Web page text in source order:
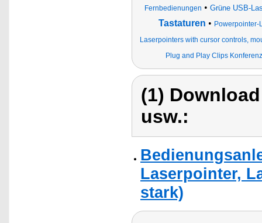
Fernbedienungen • Grüne USB-
Tastaturen • Powerpointer-
Laserpointers with cursor controls,
Plug and Play Clips
(1)
usw.:
Laserpointer,
stark)